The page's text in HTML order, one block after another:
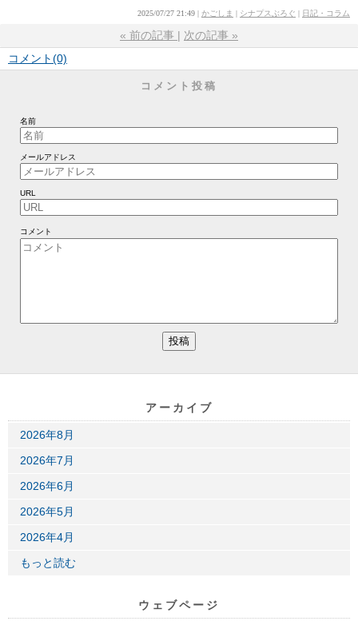
2025/07/27 21:49 かごしま シナプスぶろぐ 日記・コラム
« 前の記事 次の記事 »
コメント(0)
コメント投稿
名前
メールアドレス
URL
コメント
アーカイブ
2026年8月
2026年7月
2026年6月
2026年5月
2026年4月
もっと読む
ウェブページ